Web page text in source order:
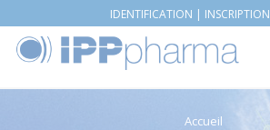
IDENTIFICATION | INSCRIPTION
Accueil